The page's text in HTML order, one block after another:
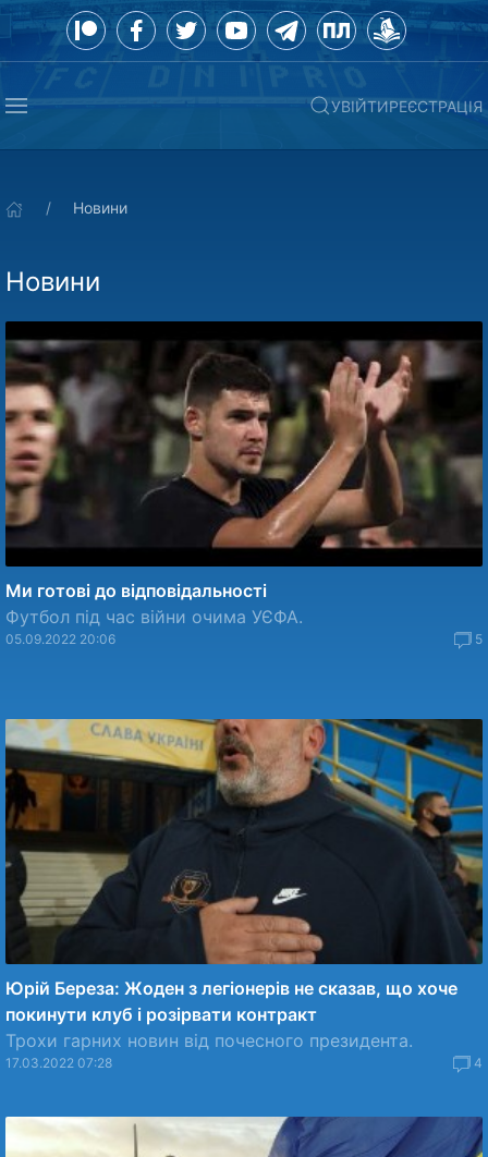
УВІЙТИРЕЄСТРАЦІЯ
Новини
Новини
Ми готові до відповідальності
Футбол під час війни очима УЄФА.
05.09.2022 20:06 5
Юрій Береза: Жоден з легіонерів не сказав, що хоче
покинути клуб і розірвати контракт
Трохи гарних новин від почесного президента.
17.03.2022 07:28 4